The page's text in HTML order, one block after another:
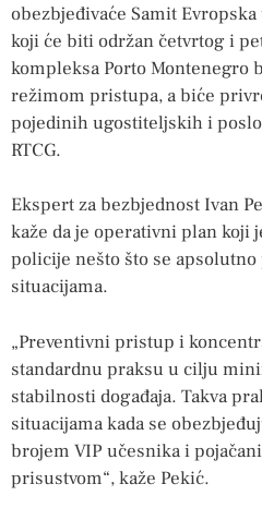
obezbjeđivaće Samit
koji će biti održan četvrtog i
kompleksa Porto Montenegro
režimom pristupa, a biće
pojedinih ugostiteljskih i
RTCG.
Ekspert za bezbjednost Ivan
kaže da je operativni plan koji
policije nešto što se
situacijama.
„Preventivni pristup i
standardnu praksu u cilju
stabilnosti događaja. Takva
situacijama kada se
brojem VIP učesnika i
prisustvom“, kaže Pekić.